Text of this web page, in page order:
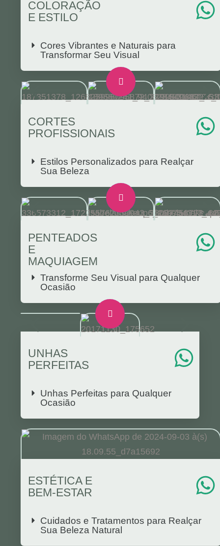
COLORAÇÃO
E ESTILO
Cores Vibrantes e Naturais para
Transformar Seu Visual
CORTES
PROFISSIONAIS
Estilos Personalizados para Realçar
Sua Beleza
PENTEADOS
E
MAQUIAGEM
Transforme Seu Visual para Qualquer
Ocasião
UNHAS
PERFEITAS
Unhas Perfeitas para Qualquer
Ocasião
ESTÉTICA E
BEM-ESTAR
Cuidados e Tratamentos para Realçar
Sua Beleza Natural